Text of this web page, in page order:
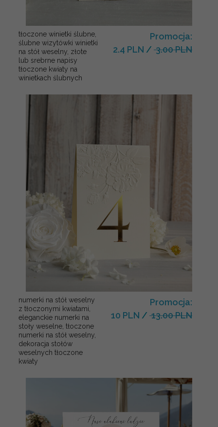
tłoczone winietki ślubne,
ślubne wizytówki winietki
na stół weselny, złote
lub srebrne napisy
tłoczone kwiaty na
winietkach ślubnych
Promocja:
2.4 PLN / 3.00 PLN
numerki na stół weselny
z tłoczonymi kwiatami,
eleganckie numerki na
stoły weselne, tłoczone
numerki na stół weselny,
dekoracja stołów
weselnych tłoczone
kwiaty
Promocja:
10 PLN / 13.00 PLN